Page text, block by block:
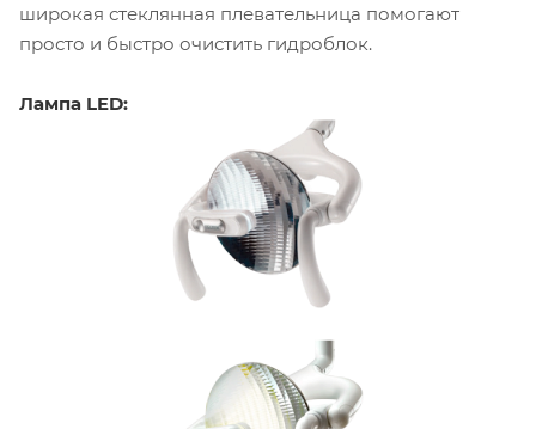
широкая стеклянная плевательница помогают
просто и быстро очистить гидроблок.
Лампа LED: